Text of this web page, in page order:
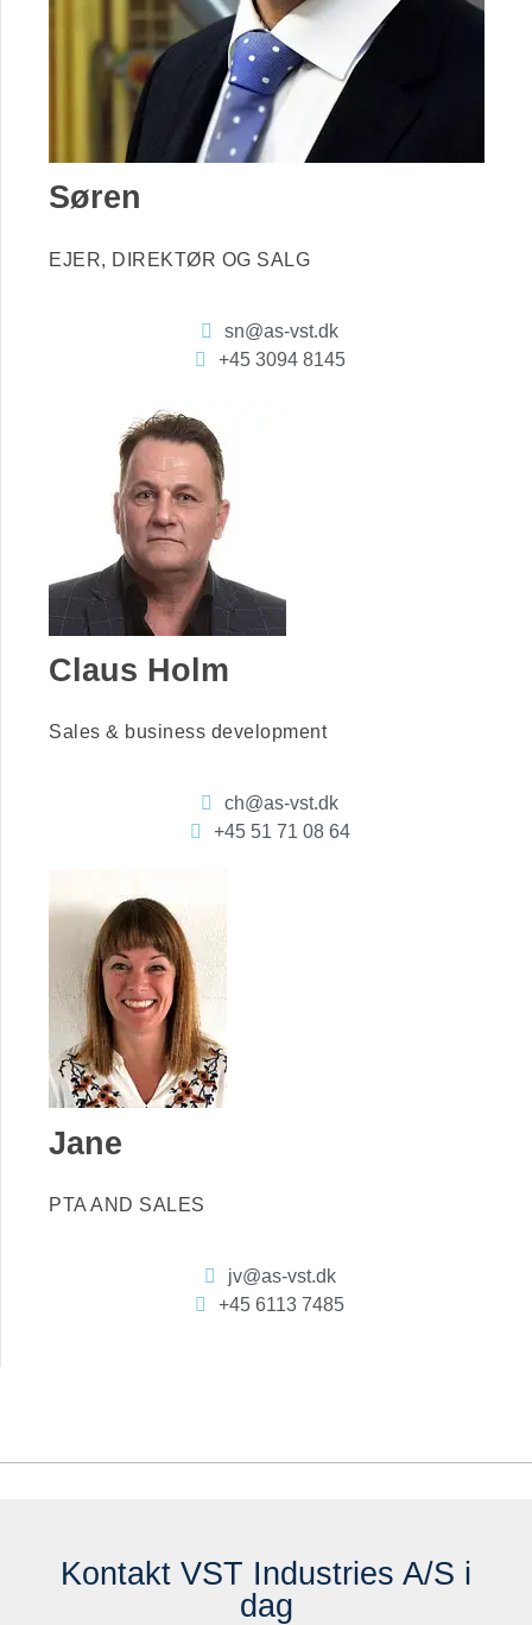
Søren
EJER, DIREKTØR OG SALG
sn@as-vst.dk
+45 3094 8145
Claus Holm
Sales & business development
ch@as-vst.dk
+45 51 71 08 64
Jane
PTA AND SALES
jv@as-vst.dk
+45 6113 7485
Kontakt VST Industries A/S i
dag